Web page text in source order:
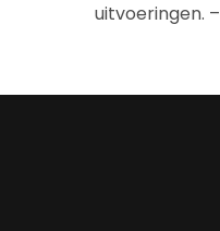
uitvoeringen. –